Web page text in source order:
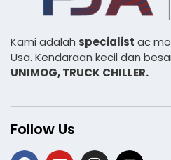
Kami adalah specialist ac
Usa. Kendaraan kecil dan
UNIMOG, TRUCK CHILLER.
Follow Us